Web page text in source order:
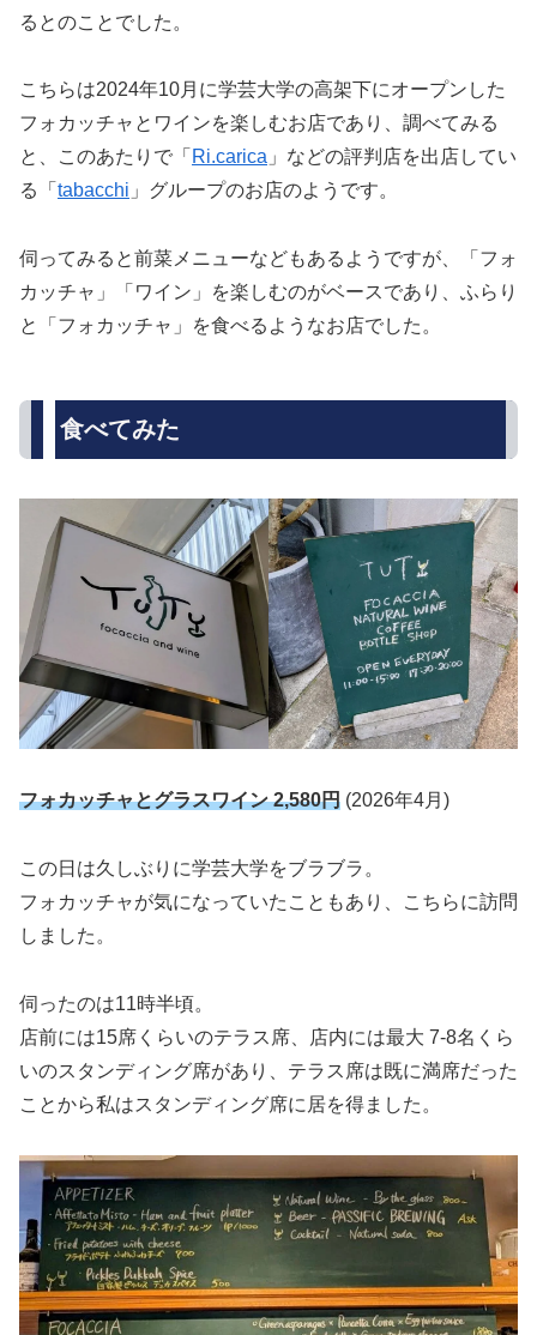
るとのことでした。
こちらは2024年10月に学芸大学の高架下にオープンした
フォカッチャとワインを楽しむお店であり、調べてみる
と、このあたりで「 Ri.carica 」などの評判店を出店してい
る「 tabacchi 」グループのお店のようです。
伺ってみると前菜メニューなどもあるようですが、「フォ
カッチャ」「ワイン」を楽しむのがベースであり、ふらり
と「フォカッチャ」を食べるようなお店でした。
食べてみた
フォカッチャとグラスワイン 2,580円 (2026年4月)
この日は久しぶりに学芸大学をブラブラ。
フォカッチャが気になっていたこともあり、こちらに訪問
しました。
伺ったのは11時半頃。
店前には15席くらいのテラス席、店内には最大 7-8名くら
いのスタンディング席があり、テラス席は既に満席だった
ことから私はスタンディング席に居を得ました。